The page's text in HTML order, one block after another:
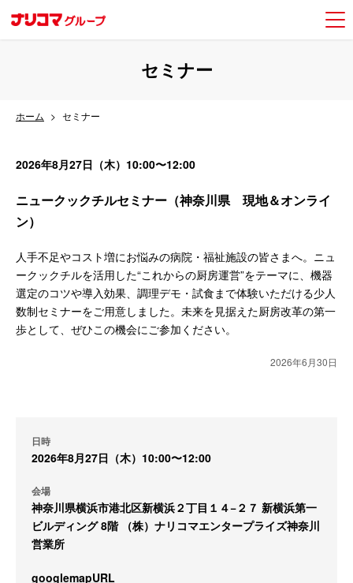
セミナー
ホーム セミナー
2026年8月27日（木）10:00〜12:00
ニュークックチルセミナー（神奈川県 現地＆オンライ
ン）
人手不足やコスト増にお悩みの病院・福祉施設の皆さまへ。ニュ
ークックチルを活用した“これからの厨房運営”をテーマに、機器
選定のコツや導入効果、調理デモ・試食まで体験いただける少人
数制セミナーをご用意しました。未来を見据えた厨房改革の第一
歩として、ぜひこの機会にご参加ください。
2026年6月30日
日時
2026年8月27日（木）10:00〜12:00
会場
神奈川県横浜市港北区新横浜２丁目１４−２７ 新横浜第一
ビルディング 8階 （株）ナリコマエンタープライズ神奈川
営業所
googlemapURL